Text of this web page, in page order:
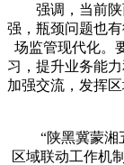
强调，当前陕
强，瓶颈问题也
场监管现代化。
习，提升业务能
加强交流，发挥
“陕黑冀蒙湘五
区域联动工作机